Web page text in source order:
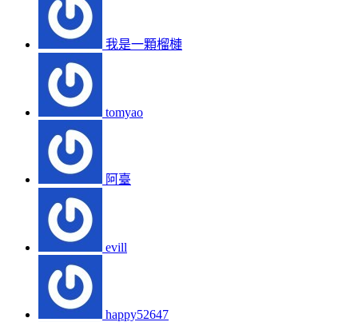
我是一顆榴槤
tomyao
阿臺
evill
happy52647